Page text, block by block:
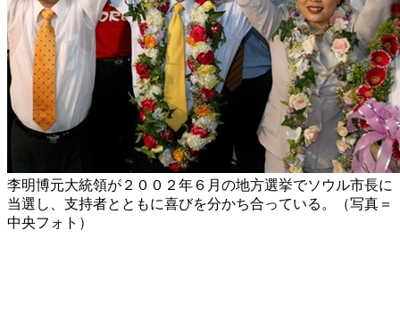
李明博元大統領が２００２年６月の地方選挙でソウル市長に
当選し、支持者とともに喜びを分かち合っている。（写真＝
中央フォト）